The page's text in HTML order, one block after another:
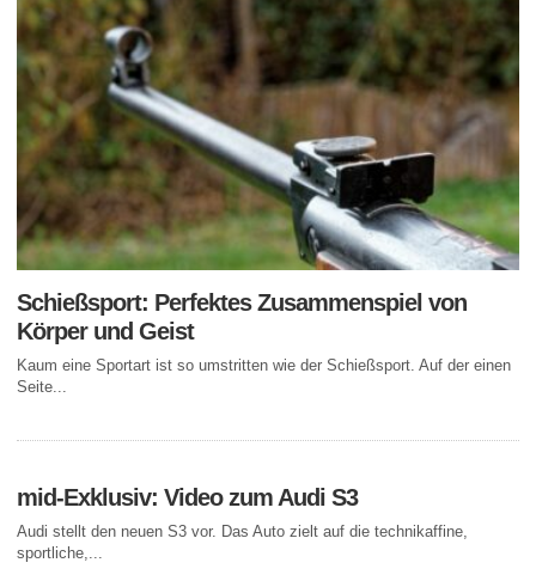
Schießsport: Perfektes Zusammenspiel von
Körper und Geist
Kaum eine Sportart ist so umstritten wie der Schießsport. Auf der einen
Seite...
mid-Exklusiv: Video zum Audi S3
Audi stellt den neuen S3 vor. Das Auto zielt auf die technikaffine,
sportliche,...